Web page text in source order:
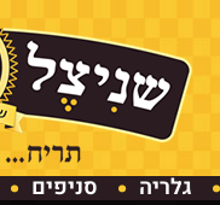
גלריה סניפים